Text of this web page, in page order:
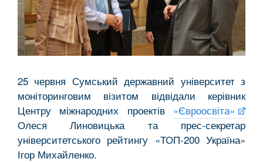
25 червня Сумський державний університет з
моніторинговим візитом відвідали керівник
Центру міжнародних проектів «Євроосвіта»
Олеся Линовицька та прес-секретар
університетського рейтингу «ТОП-200 Україна»
Ігор Михайленко.